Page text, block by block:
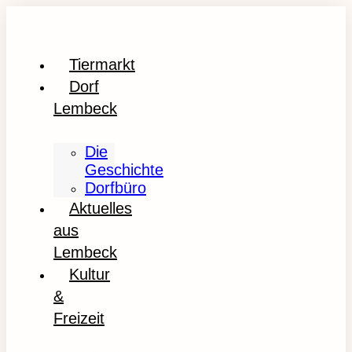
Tiermarkt
Dorf
Lembeck
Die
Geschichte
Dorfbüro
Aktuelles
aus
Lembeck
Kultur
&
Freizeit